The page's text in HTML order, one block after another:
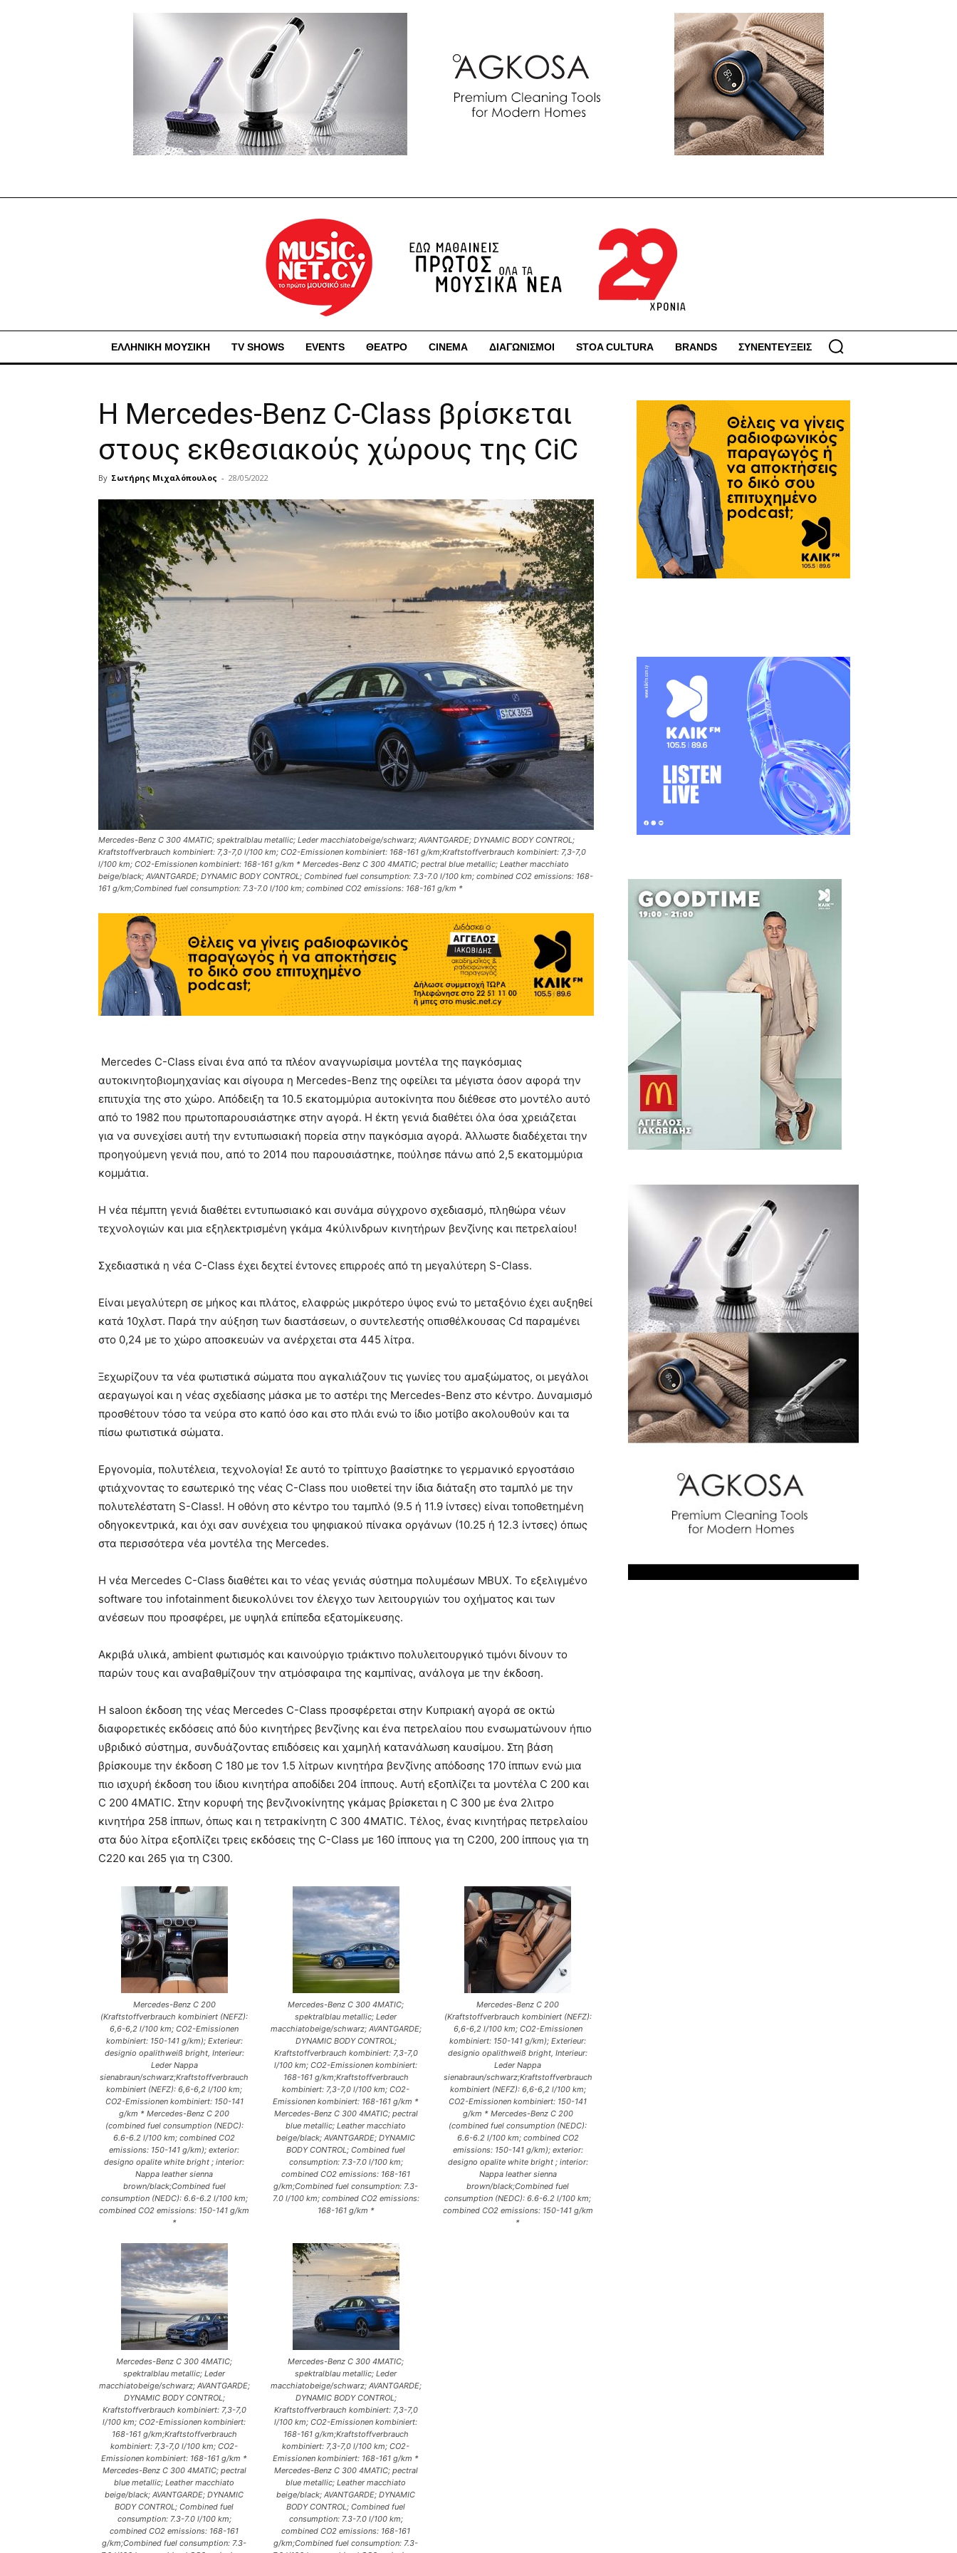
ΕΛΛΗΝΙΚΗ ΜΟΥΣΙΚΗ TV SHOWS EVENTS ΘΕΑΤΡΟ CINEMA ΔΙΑΓΩΝΙΣΜΟΙ STOA CULTURA BRANDS ΣΥΝΕΝΤΕΥΞΕΙΣ
H Mercedes-Benz C-Class βρίσκεται
στους εκθεσιακούς χώρους της CiC
By Σωτήρης Μιχαλόπουλος - 28/05/2022
Mercedes-Benz C 300 4MATIC; spektralblau metallic; Leder macchiatobeige/schwarz; AVANTGARDE; DYNAMIC BODY CONTROL;
Kraftstoffverbrauch kombiniert: 7,3-7,0 l/100 km; CO2-Emissionen kombiniert: 168-161 g/km;Kraftstoffverbrauch kombiniert: 7,3-7,0
l/100 km; CO2-Emissionen kombiniert: 168-161 g/km * Mercedes-Benz C 300 4MATIC; pectral blue metallic; Leather macchiato
beige/black; AVANTGARDE; DYNAMIC BODY CONTROL; Combined fuel consumption: 7.3-7.0 l/100 km; combined CO2 emissions: 168-
161 g/km;Combined fuel consumption: 7.3-7.0 l/100 km; combined CO2 emissions: 168-161 g/km *
Mercedes C-Class είναι ένα από τα πλέον αναγνωρίσιμα μοντέλα της παγκόσμιας
αυτοκινητοβιομηχανίας και σίγουρα η Mercedes-Benz της οφείλει τα μέγιστα όσον αφορά την
επιτυχία της στο χώρο. Απόδειξη τα 10.5 εκατομμύρια αυτοκίνητα που διέθεσε στο μοντέλο αυτό
από το 1982 που πρωτοπαρουσιάστηκε στην αγορά. Η έκτη γενιά διαθέτει όλα όσα χρειάζεται
για να συνεχίσει αυτή την εντυπωσιακή πορεία στην παγκόσμια αγορά. Άλλωστε διαδέχεται την
προηγούμενη γενιά που, από το 2014 που παρουσιάστηκε, πούλησε πάνω από 2,5 εκατομμύρια
κομμάτια.
Η νέα πέμπτη γενιά διαθέτει εντυπωσιακό και συνάμα σύγχρονο σχεδιασμό, πληθώρα νέων
τεχνολογιών και μια εξηλεκτρισμένη γκάμα 4κύλινδρων κινητήρων βενζίνης και πετρελαίου!
Σχεδιαστικά η νέα C-Class έχει δεχτεί έντονες επιρροές από τη μεγαλύτερη S-Class.
Είναι μεγαλύτερη σε μήκος και πλάτος, ελαφρώς μικρότερο ύψος ενώ το μεταξόνιο έχει αυξηθεί
κατά 10χλστ. Παρά την αύξηση των διαστάσεων, ο συντελεστής οπισθέλκουσας Cd παραμένει
στο 0,24 με το χώρο αποσκευών να ανέρχεται στα 445 λίτρα.
Ξεχωρίζουν τα νέα φωτιστικά σώματα που αγκαλιάζουν τις γωνίες του αμαξώματος, οι μεγάλοι
αεραγωγοί και η νέας σχεδίασης μάσκα με το αστέρι της Mercedes-Benz στο κέντρο. Δυναμισμό
προσθέτουν τόσο τα νεύρα στο καπό όσο και στο πλάι ενώ το ίδιο μοτίβο ακολουθούν και τα
πίσω φωτιστικά σώματα.
Εργονομία, πολυτέλεια, τεχνολογία! Σε αυτό το τρίπτυχο βασίστηκε το γερμανικό εργοστάσιο
φτιάχνοντας το εσωτερικό της νέας C-Class που υιοθετεί την ίδια διάταξη στο ταμπλό με την
πολυτελέστατη S-Class!. Η οθόνη στο κέντρο του ταμπλό (9.5 ή 11.9 ίντσες) είναι τοποθετημένη
οδηγοκεντρικά, και όχι σαν συνέχεια του ψηφιακού πίνακα οργάνων (10.25 ή 12.3 ίντσες) όπως
στα περισσότερα νέα μοντέλα της Mercedes.
H νέα Mercedes C-Class διαθέτει και το νέας γενιάς σύστημα πολυμέσων MBUX. Το εξελιγμένο
software του infotainment διευκολύνει τον έλεγχο των λειτουργιών του οχήματος και των
ανέσεων που προσφέρει, με υψηλά επίπεδα εξατομίκευσης.
Ακριβά υλικά, ambient φωτισμός και καινούργιο τριάκτινο πολυλειτουργικό τιμόνι δίνουν το
παρών τους και αναβαθμίζουν την ατμόσφαιρα της καμπίνας, ανάλογα με την έκδοση.
Η saloon έκδοση της νέας Mercedes C-Class προσφέρεται στην Κυπριακή αγορά σε οκτώ
διαφορετικές εκδόσεις από δύο κινητήρες βενζίνης και ένα πετρελαίου που ενσωματώνουν ήπιο
υβριδικό σύστημα, συνδυάζοντας επιδόσεις και χαμηλή κατανάλωση καυσίμου. Στη βάση
βρίσκουμε την έκδοση C 180 με τον 1.5 λίτρων κινητήρα βενζίνης απόδοσης 170 ίππων ενώ μια
πιο ισχυρή έκδοση του ίδιου κινητήρα αποδίδει 204 ίππους. Αυτή εξοπλίζει τα μοντέλα C 200 και
C 200 4MATIC. Στην κορυφή της βενζινοκίνητης γκάμας βρίσκεται η C 300 με ένα 2λιτρο
κινητήρα 258 ίππων, όπως και η τετρακίνητη C 300 4MATIC. Τέλος, ένας κινητήρας πετρελαίου
στα δύο λίτρα εξοπλίζει τρεις εκδόσεις της C-Class με 160 ίππους για τη C200, 200 ίππους για τη
C220 και 265 για τη C300.
Mercedes-Benz C 200
(Kraftstoffverbrauch kombiniert (NEFZ):
6,6-6,2 l/100 km; CO2-Emissionen
kombiniert: 150-141 g/km); Exterieur:
designio opalithweiß bright, Interieur:
Leder Nappa
sienabraun/schwarz;Kraftstoffverbrauch
kombiniert (NEFZ): 6,6-6,2 l/100 km;
CO2-Emissionen kombiniert: 150-141
g/km * Mercedes-Benz C 200
(combined fuel consumption (NEDC):
6.6-6.2 l/100 km; combined CO2
emissions: 150-141 g/km); exterior:
designo opalite white bright ; interior:
Nappa leather sienna
brown/black;Combined fuel
consumption (NEDC): 6.6-6.2 l/100 km;
combined CO2 emissions: 150-141 g/km
*
Mercedes-Benz C 300 4MATIC;
spektralblau metallic; Leder
macchiatobeige/schwarz; AVANTGARDE;
DYNAMIC BODY CONTROL;
Kraftstoffverbrauch kombiniert: 7,3-7,0
l/100 km; CO2-Emissionen kombiniert:
168-161 g/km;Kraftstoffverbrauch
kombiniert: 7,3-7,0 l/100 km; CO2-
Emissionen kombiniert: 168-161 g/km *
Mercedes-Benz C 300 4MATIC; pectral
blue metallic; Leather macchiato
beige/black; AVANTGARDE; DYNAMIC
BODY CONTROL; Combined fuel
consumption: 7.3-7.0 l/100 km;
combined CO2 emissions: 168-161
g/km;Combined fuel consumption: 7.3-
7.0 l/100 km; combined CO2 emissions:
168-161 g/km *
Mercedes-Benz C 200
(Kraftstoffverbrauch kombiniert (NEFZ):
6,6-6,2 l/100 km; CO2-Emissionen
kombiniert: 150-141 g/km); Exterieur:
designio opalithweiß bright, Interieur:
Leder Nappa
sienabraun/schwarz;Kraftstoffverbrauch
kombiniert (NEFZ): 6,6-6,2 l/100 km;
CO2-Emissionen kombiniert: 150-141
g/km * Mercedes-Benz C 200
(combined fuel consumption (NEDC):
6.6-6.2 l/100 km; combined CO2
emissions: 150-141 g/km); exterior:
designo opalite white bright ; interior:
Nappa leather sienna
brown/black;Combined fuel
consumption (NEDC): 6.6-6.2 l/100 km;
combined CO2 emissions: 150-141 g/km
*
Mercedes-Benz C 300 4MATIC;
spektralblau metallic; Leder
macchiatobeige/schwarz; AVANTGARDE;
DYNAMIC BODY CONTROL;
Kraftstoffverbrauch kombiniert: 7,3-7,0
l/100 km; CO2-Emissionen kombiniert:
168-161 g/km;Kraftstoffverbrauch
kombiniert: 7,3-7,0 l/100 km; CO2-
Emissionen kombiniert: 168-161 g/km *
Mercedes-Benz C 300 4MATIC; pectral
blue metallic; Leather macchiato
beige/black; AVANTGARDE; DYNAMIC
BODY CONTROL; Combined fuel
consumption: 7.3-7.0 l/100 km;
combined CO2 emissions: 168-161
g/km;Combined fuel consumption: 7.3-
Mercedes-Benz C 300 4MATIC;
spektralblau metallic; Leder
macchiatobeige/schwarz; AVANTGARDE;
DYNAMIC BODY CONTROL;
Kraftstoffverbrauch kombiniert: 7,3-7,0
l/100 km; CO2-Emissionen kombiniert:
168-161 g/km;Kraftstoffverbrauch
kombiniert: 7,3-7,0 l/100 km; CO2-
Emissionen kombiniert: 168-161 g/km *
Mercedes-Benz C 300 4MATIC; pectral
blue metallic; Leather macchiato
beige/black; AVANTGARDE; DYNAMIC
BODY CONTROL; Combined fuel
consumption: 7.3-7.0 l/100 km;
combined CO2 emissions: 168-161
g/km;Combined fuel consumption: 7.3-